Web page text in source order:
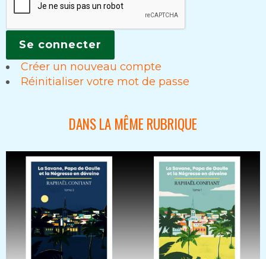
Créer un nouveau compte
Réinitialiser votre mot de passe
DANS LA MÊME RUBRIQUE